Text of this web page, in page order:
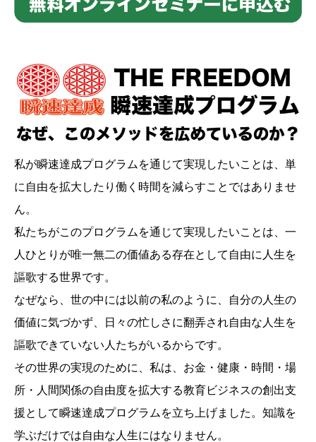
私が瞬速達成プログラムを通じて実現したいことは、単
に自由を拡大したり働く時間を減らすことではありませ
ん。
私たちがこのプログラムを通じて実現したいことは、一
人ひとりが唯一無二の価値ある存在として自由に人生を
謳歌する世界です。
なぜなら、世の中には以前の私のように、自分の人生の
価値に気づかず、日々の忙しさに翻弄され自由な人生を
謳歌できていない人たちがいるからです。
その世界の実現のために、私は、お金・健康・時間・場
所・人間関係の自由度を拡大する教育ビジネスの創出支
援として瞬速達成プログラムを立ち上げました。知識を
学ぶだけでは自由な人生にはなりません。